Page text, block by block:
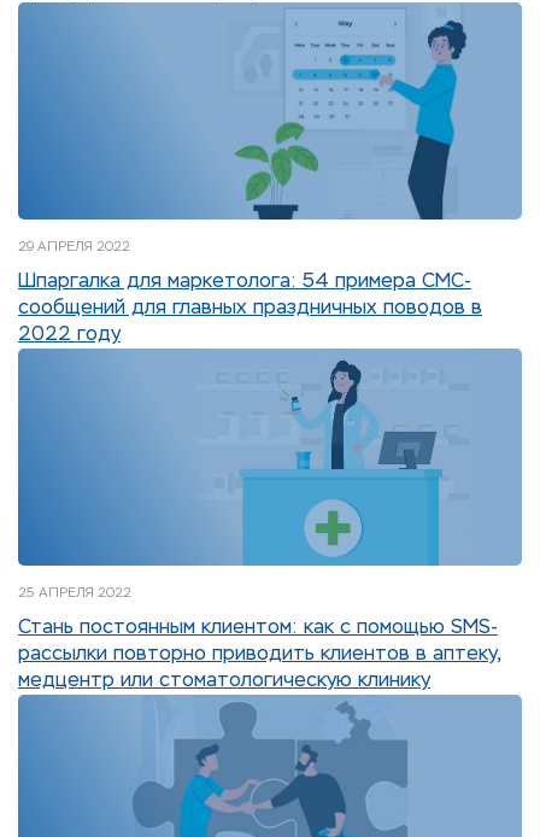
29 АПРЕЛЯ 2022
Шпаргалка для маркетолога: 54 примера СМС-
сообщений для главных праздничных поводов в
2022 году
25 АПРЕЛЯ 2022
Стань постоянным клиентом: как с помощью SMS-
рассылки повторно приводить клиентов в аптеку,
медцентр или стоматологическую клинику